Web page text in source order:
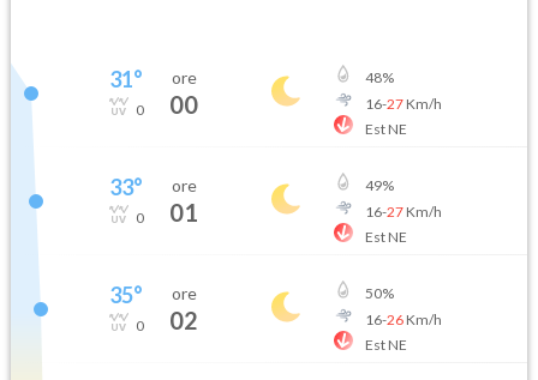
31°
0
ore
00
48%
16-27Km/h
Est NE
33°
0
ore
01
49%
16-27Km/h
Est NE
35°
0
ore
02
50%
16-26Km/h
Est NE